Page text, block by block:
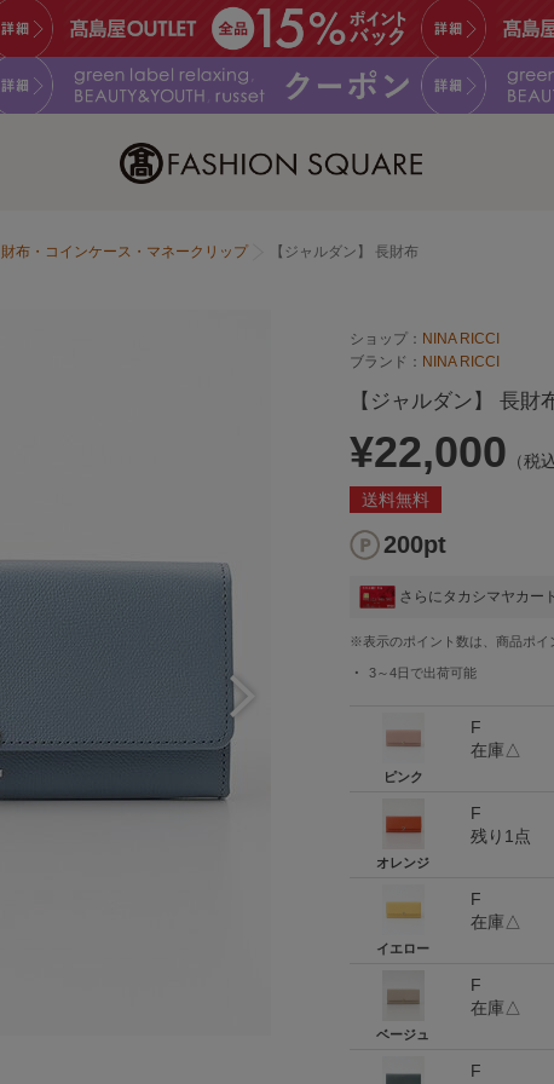
財布・コインケース・マネークリップ 【ジャルダン】 長財布
ショップ： NINA RICCI
ブランド： NINA RICCI
【ジャルダン】 長財
¥22,000 （税
送料無料
200pt
さらにタカシマヤカー
※表示のポイント数は、商品ポイ
3～4日 で出荷可能
ピンク
F
在庫△
オレンジ
F
残り1点
イエロー
F
在庫△
ベージュ
F
在庫△
F